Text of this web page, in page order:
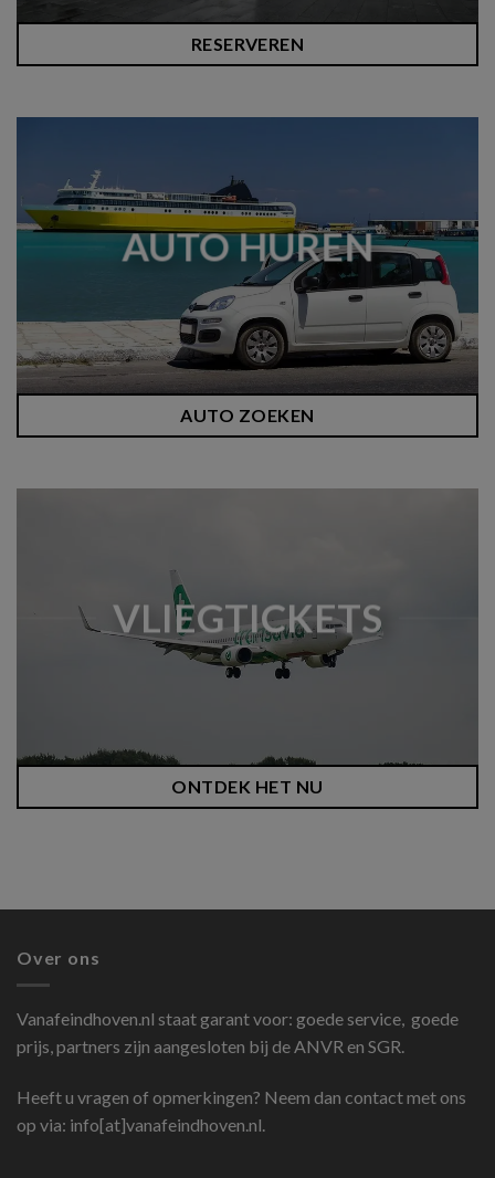
RESERVEREN
AUTO HUREN
AUTO ZOEKEN
VLIEGTICKETS
ONTDEK HET NU
Over ons
Vanafeindhoven.nl staat garant voor: goede service, goede
prijs, partners zijn aangesloten bij de ANVR en SGR.
Heeft u vragen of opmerkingen? Neem dan contact met ons
op via: info[at]vanafeindhoven.nl.